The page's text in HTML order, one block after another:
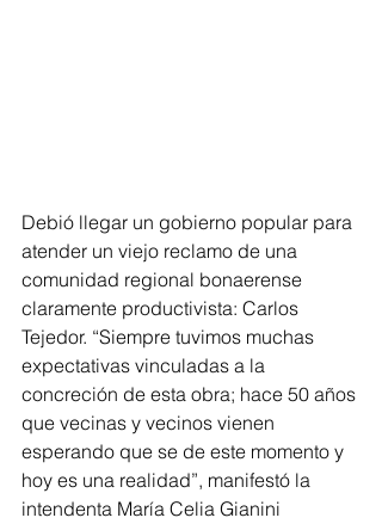
Debió llegar un gobierno popular para
atender un viejo reclamo de una
comunidad regional bonaerense
claramente productivista: Carlos
Tejedor. “Siempre tuvimos muchas
expectativas vinculadas a la
concreción de esta obra; hace 50 años
que vecinas y vecinos vienen
esperando que se de este momento y
hoy es una realidad”, manifestó la
intendenta María Celia Gianini